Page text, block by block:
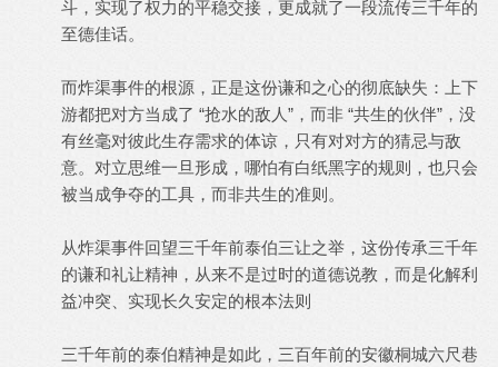
斗，实现了权力的平稳交接，更成就了一段流传三千年的
至德佳话。
而炸渠事件的根源，正是这份谦和之心的彻底缺失：上下
游都把对方当成了 “抢水的敌人”，而非 “共生的伙伴”，没
有丝毫对彼此生存需求的体谅，只有对对方的猜忌与敌
意。对立思维一旦形成，哪怕有白纸黑字的规则，也只会
被当成争夺的工具，而非共生的准则。
从炸渠事件回望三千年前泰伯三让之举，这份传承三千年
的谦和礼让精神，从来不是过时的道德说教，而是化解利
益冲突、实现长久安定的根本法则
三千年前的泰伯精神是如此，三百年前的安徽桐城六尺巷